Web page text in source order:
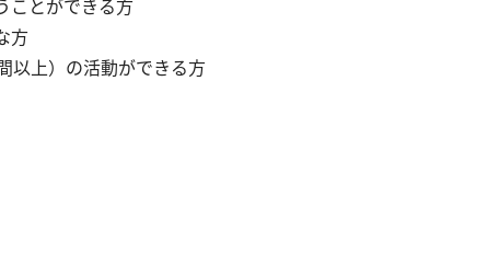
ことができる方
方
以上）の活動ができる方